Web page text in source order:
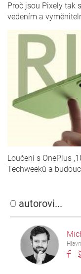
O autorovi...
Proč jsou Pixely tak
vedením a
Loučení s OnePlus
Techweeků a